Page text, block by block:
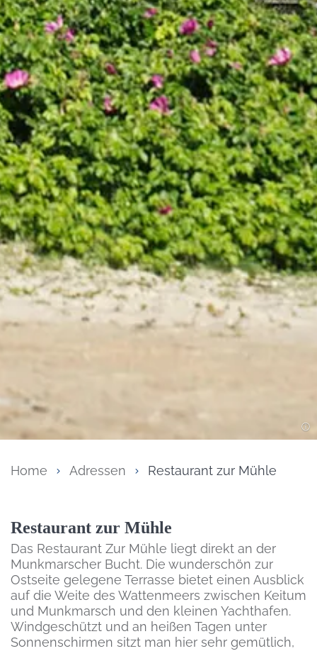
Home Adressen Restaurant zur Mühle
Inhalt
Restaurant zur Mühle
Das Restaurant Zur Mühle liegt direkt an der
Munkmarscher Bucht. Die wunderschön zur
Ostseite gelegene Terrasse bietet einen Ausblick
auf die Weite des Wattenmeers zwischen Keitum
und Munkmarsch und den kleinen Yachthafen.
Windgeschützt und an heißen Tagen unter
Sonnenschirmen sitzt man hier sehr gemütlich,